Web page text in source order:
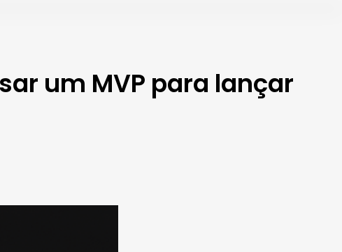
um MVP para lançar